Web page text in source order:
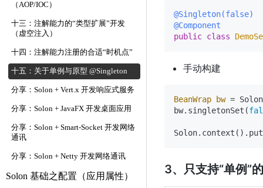
（AOP/IOC）
十三：注解能力的“类型扩展”开发
（虚空注入）
十四：注解能力注册的合适“时机点”
十五：关于单例与原型 @Singleton
分享：Solon + Vert.x 开发响应式服务
分享：Solon + JavaFX 开发桌面应用
分享：Solon + Smart-Socket 开发网络
通讯
分享：Solon + Netty 开发网络通讯
Solon 基础之配置（应用属性）
@Singleton(false)
@Component
public class
手动构建
BeanWrap bw =
bw.singletonSet(
3、只支持“单例”